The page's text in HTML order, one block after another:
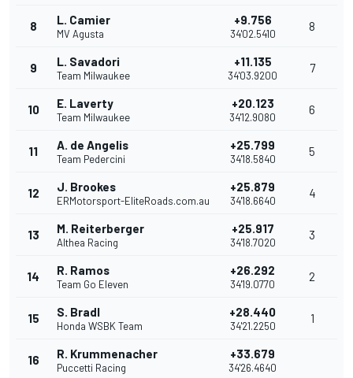
8 L. Camier
MV Agusta
+9.756
34'02.5410
8
9 L. Savadori
Team Milwaukee
+11.135
34'03.9200
7
10 E. Laverty
Team Milwaukee
+20.123
34'12.9080
6
11 A. de Angelis
Team Pedercini
+25.799
34'18.5840
5
12 J. Brookes
ERMotorsport-EliteRoads.com.au
+25.879
34'18.6640
4
13 M. Reiterberger
Althea Racing
+25.917
34'18.7020
3
14 R. Ramos
Team Go Eleven
+26.292
34'19.0770
2
15 S. Bradl
Honda WSBK Team
+28.440
34'21.2250
1
16 R. Krummenacher
Puccetti Racing
+33.679
34'26.4640